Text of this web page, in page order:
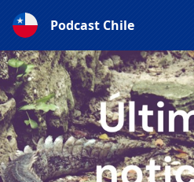
Podcast Chile